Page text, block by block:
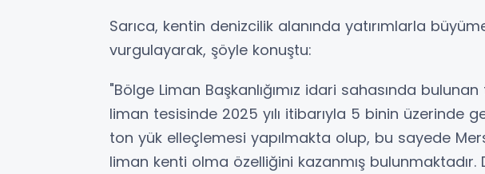
Sarıca, kentin denizcilik alanında yatırımlarla
vurgulayarak, şöyle konuştu:
"Bölge Liman Başkanlığımız idari sahasında
liman tesisinde 2025 yılı itibarıyla 5 binin üzerinde
ton yük elleçlemesi yapılmakta olup, bu sayede
liman kenti olma özelliğini kazanmış